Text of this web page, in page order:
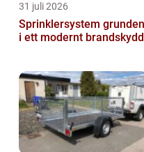
31 juli 2026
Sprinklersystem grunden
i ett modernt brandskydd